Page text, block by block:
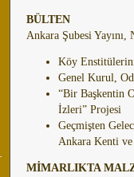
BÜLTEN
Ankara Şubesi Yayını,
Köy
Genel Kurul,
“Bir Başkentin
İzleri” Projesi
Geçmişten
Ankara Kenti ve
MİMARLIKTA